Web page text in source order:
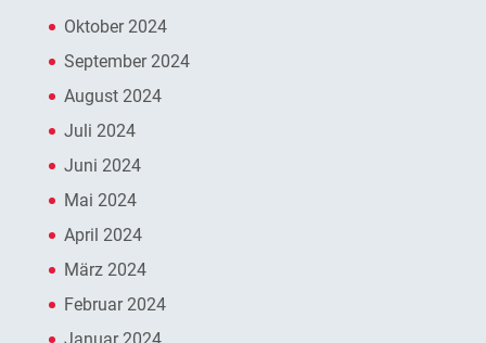
Oktober 2024
September 2024
August 2024
Juli 2024
Juni 2024
Mai 2024
April 2024
März 2024
Februar 2024